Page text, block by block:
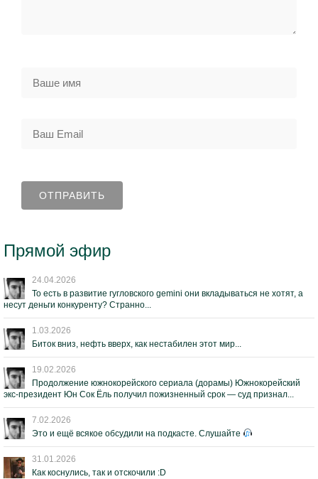
Прямой эфир
24.04.2026
То есть в развитие гугловского gemini они вкладываться не хотят, а
несут деньги конкуренту? Странно...
1.03.2026
Биток вниз, нефть вверх, как нестабилен этот мир...
19.02.2026
Продолжение южнокорейского сериала (дорамы) Южнокорейский
экс-президент Юн Сок Ёль получил пожизненный срок — суд признал...
7.02.2026
Это и ещё всякое обсудили на подкасте. Слушайте
31.01.2026
Как коснулись, так и отскочили :D